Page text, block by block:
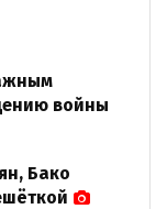
войны
Бако